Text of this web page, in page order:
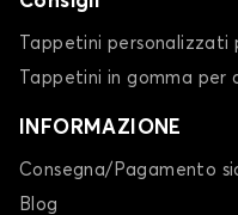
Tappetini personalizzati
Tappetini in gomma per
INFORMAZIONE
Consegna/Pagamento
Blog